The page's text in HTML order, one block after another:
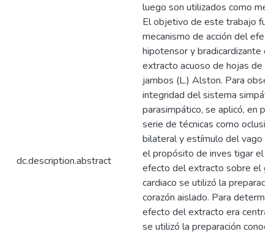
dc.description.abstract
luego son utilizados como
El objetivo de este trabajo
mecanismo de acción del
hipotensor y bradicardizante
extracto acuoso de hojas de
jambos (L.) Alston. Para
integridad del sistema
parasimpático, se aplicó, en
serie de técnicas como
bilateral y estímulo del vago
el propósito de inves tigar el
efecto del extracto sobre el
cardiaco se utilizó la
corazón aislado. Para
efecto del extracto era central
se utilizó la preparación